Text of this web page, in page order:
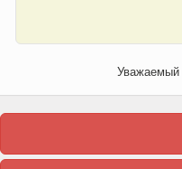
Уважаемый